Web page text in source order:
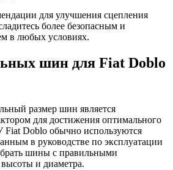
для улучшения сцепления
более безопасным и
в любых условиях.
шин для Fiat Doblo
размер шин является
для достижения оптимального
Fiat Doblo обычно используются
в руководстве по эксплуатации
шины с правильными
и диаметра.